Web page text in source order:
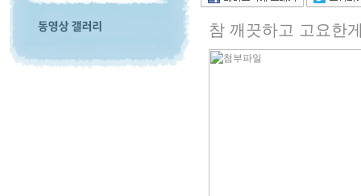
참 깨끗하고 고요한